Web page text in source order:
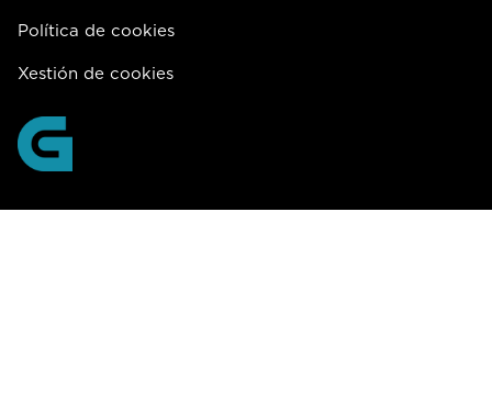
Política de cookies
Xestión de cookies